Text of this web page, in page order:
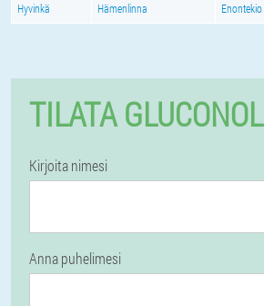
Hyvinkä Hämenlinna Enontekio
TILATA GLUCONOL
Kirjoita nimesi
Anna puhelimesi